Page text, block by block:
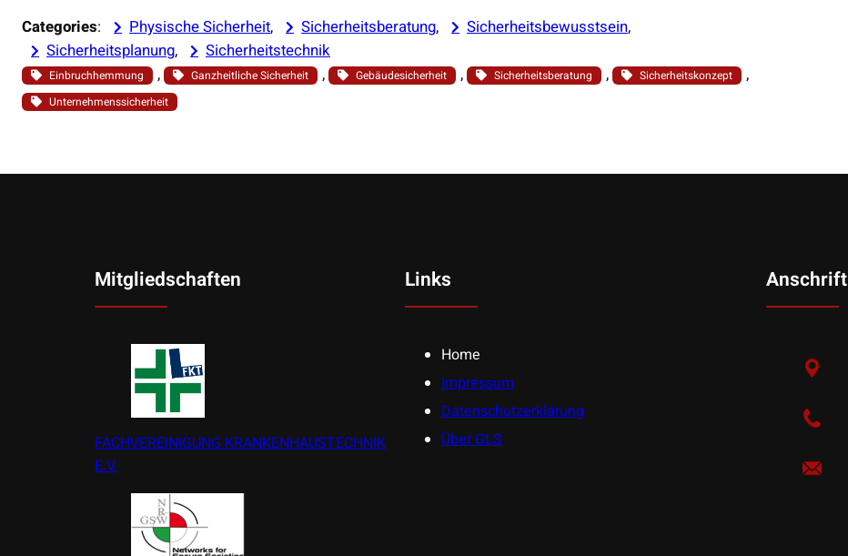
Categories: Physische Sicherheit, Sicherheitsberatung, Sicherheitsbewusstsein
Sicherheitsplanung, Sicherheitstechnik
Einbruchhemmung , Ganzheitliche Sicherheit , Gebäudesicherheit , Sicherheitsberatung , Sicherheitskonzept ,
Unternehmenssicherheit
Mitgliedschaften
FACHVEREINIGUNG KRANKENHAUSTECHNIK
E.V.
Links
Home
Impressum
Datenschutzerklärung
Über GLS
Anschrift